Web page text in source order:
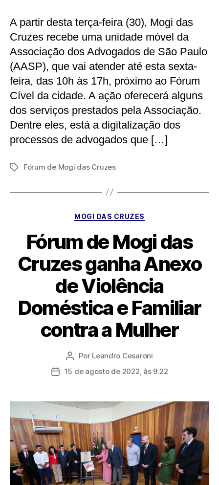
A partir desta terça-feira (30), Mogi das
Cruzes recebe uma unidade móvel da
Associação dos Advogados de São Paulo
(AASP), que vai atender até esta sexta-
feira, das 10h às 17h, próximo ao Fórum
Cível da cidade. A ação oferecerá alguns
dos serviços prestados pela Associação.
Dentre eles, está a digitalização dos
processos de advogados que […]
TagsFórum de Mogi das Cruzes
Categorias
MOGI DAS CRUZES
Fórum de Mogi das
Cruzes ganha Anexo
de Violência
Doméstica e Familiar
contra a Mulher
Autor
do
Por Leandro Cesaroni
Data15 de agosto de 2022, às 9:22